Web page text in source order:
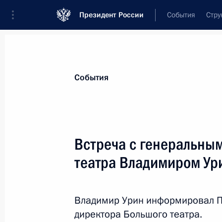
Президент России События
21 ноября 2013 года, 16:30
События
Встреча с
театра Владимиром
Владимир Урин информировал
директора Большого театра.